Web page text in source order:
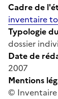
Cadre de
inventaire
Typologie
dossier
Date de
2007
Mentions
© Inventaire